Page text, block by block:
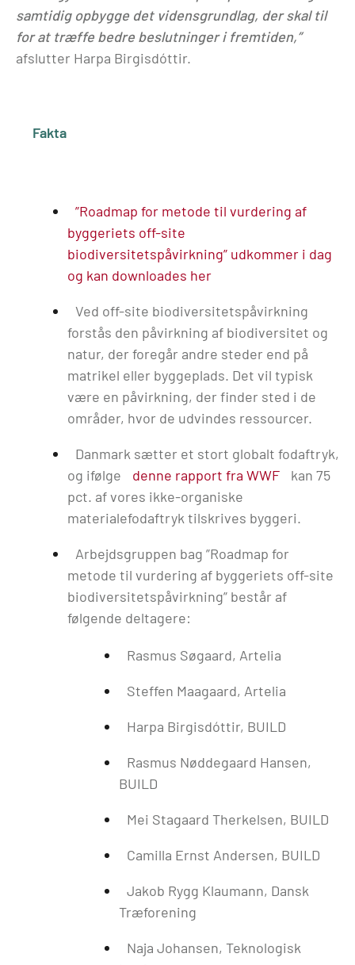
samtidig opbygge det vidensgrundlag, der skal til
for at træffe bedre beslutninger i fremtiden,”
afslutter Harpa Birgisdóttir.
Fakta
”Roadmap for metode til vurdering af
byggeriets off-site
biodiversitetspåvirkning” udkommer i dag
og kan downloades her
Ved off-site biodiversitetspåvirkning
forstås den påvirkning af biodiversitet og
natur, der foregår andre steder end på
matrikel eller byggeplads. Det vil typisk
være en påvirkning, der finder sted i de
områder, hvor de udvindes ressourcer.
Danmark sætter et stort globalt fodaftryk,
og ifølge
denne rapport fra WWF
kan 75
pct. af vores ikke-organiske
materialefodaftryk tilskrives byggeri.
Arbejdsgruppen bag ”Roadmap for
metode til vurdering af byggeriets off-site
biodiversitetspåvirkning” består af
følgende deltagere:
Rasmus Søgaard, Artelia
Steffen Maagaard, Artelia
Harpa Birgisdóttir, BUILD
Rasmus Nøddegaard Hansen,
BUILD
Mei Stagaard Therkelsen, BUILD
Camilla Ernst Andersen, BUILD
Jakob Rygg Klaumann, Dansk
Træforening
Naja Johansen, Teknologisk